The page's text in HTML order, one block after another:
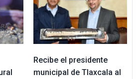
Recibe el presidente
municipal de Tlaxcala al